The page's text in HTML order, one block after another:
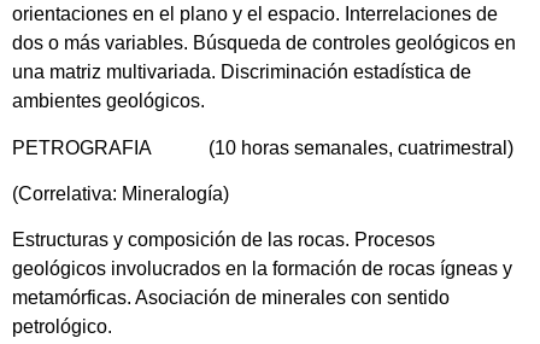
orientaciones en el plano y el espacio. Interrelaciones de
dos o más variables. Búsqueda de controles geológicos en
una matriz multivariada. Discriminación estadística de
ambientes geológicos.
PETROGRAFIA (10 horas semanales, cuatrimestral)
(Correlativa: Mineralogía)
Estructuras y composición de las rocas. Procesos
geológicos involucrados en la formación de rocas ígneas y
metamórficas. Asociación de minerales con sentido
petrológico.